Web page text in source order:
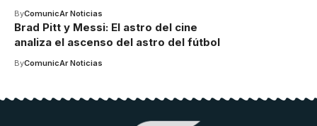
ByComunicAr Noticias
Brad Pitt y Messi: El astro del cine
analiza el ascenso del astro del fútbol
ByComunicAr Noticias